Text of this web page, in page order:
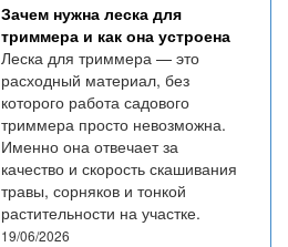
Зачем нужна леска для
триммера и как она устроена
Леска для триммера — это
расходный материал, без
которого работа садового
триммера просто невозможна.
Именно она отвечает за
качество и скорость скашивания
травы, сорняков и тонкой
растительности на участке.
19/06/2026